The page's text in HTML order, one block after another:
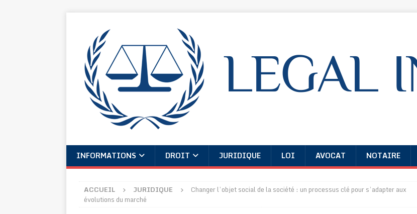
INFORMATIONS DROIT JURIDIQUE LOI AVOCAT NOTAIRE
ACCUEIL JURIDIQUE
Changer l’objet social de la société : un processus clé pour s’adapter aux
évolutions du marché